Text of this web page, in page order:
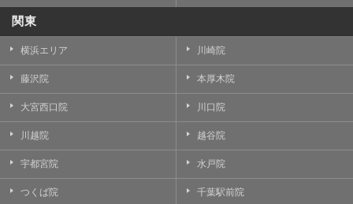
関東
横浜エリア 川崎院
藤沢院 本厚木院
大宮西口院 川口院
川越院 越谷院
宇都宮院 水戸院
つくば院 千葉駅前院